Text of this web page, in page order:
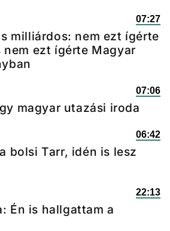
07:27
milliárdos: nem ezt ígérte
nem ezt ígérte Magyar
07:06
magyar utazási iroda
06:42
bolsi Tarr, idén is lesz
22:13
Én is hallgattam a